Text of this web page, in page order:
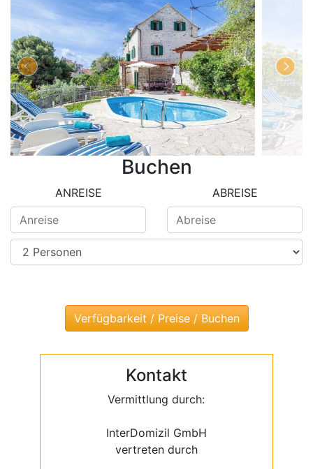
Buchen
ANREISE ABREISE
Kontakt
Vermittlung durch:
InterDomizil GmbH
vertreten durch